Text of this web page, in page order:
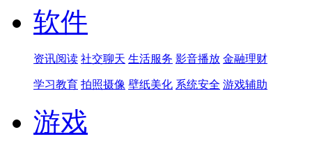
软件
资讯阅读 社交聊天 生活服务 影音播放 金融理财
学习教育 拍照摄像 壁纸美化 系统安全 游戏辅助
游戏